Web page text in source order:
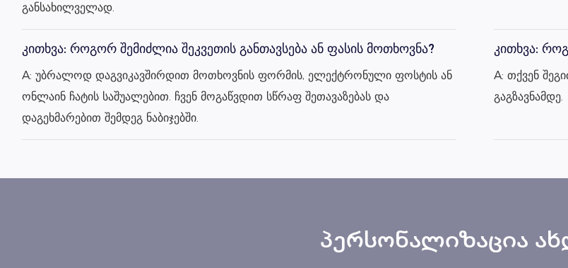
განსახილველად.
კითხვა: როგორ შემიძლია შეკვეთის განთავსება ან ფასის მოთხოვნა?
A: უბრალოდ დაგვიკავშირდით მოთხოვნის ფორმის, ელექტრონული ფოსტის ან
ონლაინ ჩატის საშუალებით. ჩვენ მოგაწვდით სწრაფ შეთავაზებას და
დაგეხმარებით შემდეგ ნაბიჯებში.
კითხვა:
A: თქვენ
გაგზავნამდე.
პერსონალიზაცია